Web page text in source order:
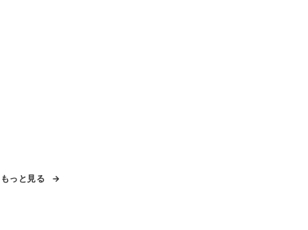
もっと見る